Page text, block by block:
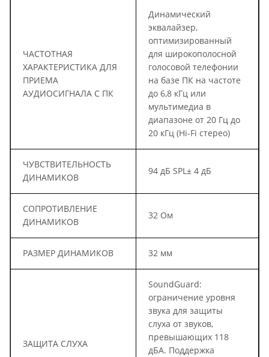
ЧАСТОТНАЯ
ХАРАКТЕРИСТИКА ДЛЯ
ПРИЕМА
АУДИОСИГНАЛА С ПК
Динамический
эквалайзер,
оптимизированный
для широкополосной
голосовой телефонии
на базе ПК на частоте
до 6,8 кГц или
мультимедиа в
диапазоне от 20 Гц до
20 кГц (Hi-Fi стерео)
ЧУВСТВИТЕЛЬНОСТЬ
ДИНАМИКОВ
94 дБ SPL± 4 дБ
СОПРОТИВЛЕНИЕ
ДИНАМИКОВ
32 Ом
РАЗМЕР ДИНАМИКОВ 32 мм
ЗАЩИТА СЛУХА
SoundGuard:
ограничение уровня
звука для защиты
слуха от звуков,
превышающих 118
дБА. Поддержка